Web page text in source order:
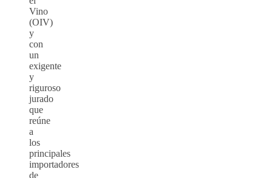
Vino
(OIV)
y
con
un
exigente
y
riguroso
jurado
que
reúne
a
los
principales
importadores
de